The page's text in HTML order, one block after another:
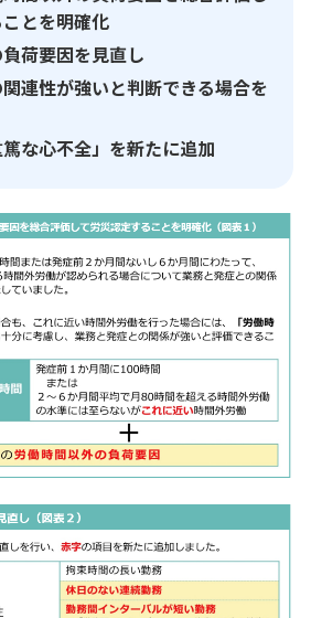
とを明確化
荷要因を見直し
連性が強いと判断できる場合を
な心不全」を新たに追加